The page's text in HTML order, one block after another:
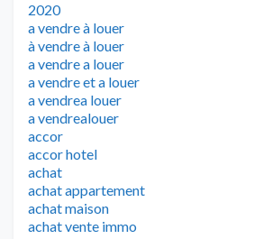
2020
a vendre à louer
à vendre à louer
a vendre a louer
a vendre et a louer
a vendrea louer
a vendrealouer
accor
accor hotel
achat
achat appartement
achat maison
achat vente immo